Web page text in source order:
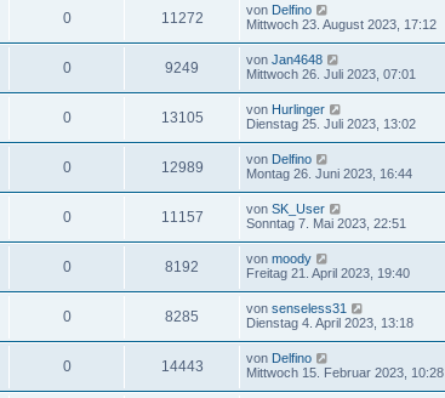
0 11272 von Delfino
Mittwoch 23. August 2023, 17:12
0 9249 von Jan4648
Mittwoch 26. Juli 2023, 07:01
0 13105 von Hurlinger
Dienstag 25. Juli 2023, 13:02
0 12989 von Delfino
Montag 26. Juni 2023, 16:44
0 11157 von SK_User
Sonntag 7. Mai 2023, 22:51
0 8192 von moody
Freitag 21. April 2023, 19:40
0 8285 von senseless31
Dienstag 4. April 2023, 13:18
0 14443 von Delfino
Mittwoch 15. Februar 2023, 10:28